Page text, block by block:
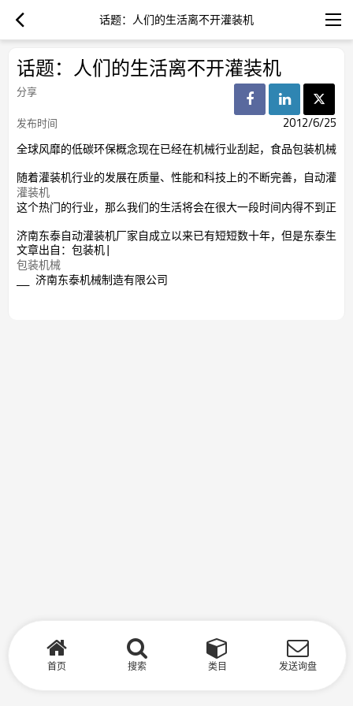
话题：人们的生活离不开灌装机
话题：人们的生活离不开灌装机
分享
发布时间
2012/6/25
全球风靡的低碳环保概念现在已经在机械行业刮起，食品包装机械
随着灌装机行业的发展在质量、性能和科技上的不断完善，自动灌
灌装机
这个热门的行业，那么我们的生活将会在很大一段时间内得不到正
济南东泰自动灌装机厂家自成立以来已有短短数十年，但是东泰生
文章出自：包装机|
包装机械
__ 济南东泰机械制造有限公司
首页 搜索 类目 发送询盘